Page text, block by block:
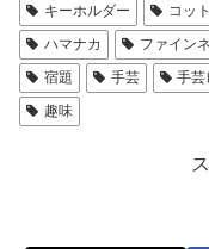
キーホルダー
コッ
ハマナカ
ファイン
宿題
手芸 手芸
趣味